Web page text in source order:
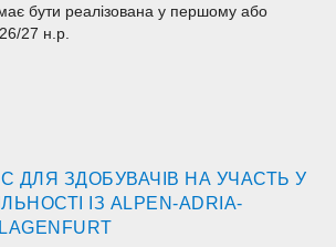
має бути реалізована у першому або
27 н.р.
ДЛЯ ЗДОБУВАЧІВ НА УЧАСТЬ У
ІЗ ALPEN-ADRIA-